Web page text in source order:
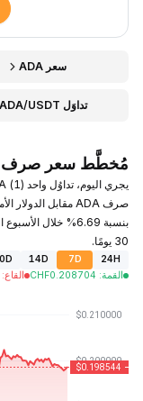
سعر ADA
تداوَل ADA/USDT
مُخطَّط سعر صرف ADA مقابل الدولار الأمريكي
30 يومًا.
24H
7D
14D
30D
القمة:
CHF0.208704 القاع: